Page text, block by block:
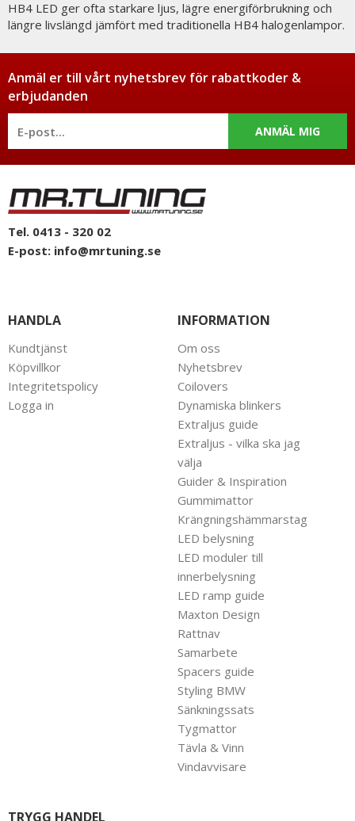
HB4 LED ger ofta starkare ljus, lägre energiförbrukning och
längre livslängd jämfört med traditionella HB4 halogenlampor.
Anmäl er till vårt nyhetsbrev för rabattkoder &
erbjudanden
ANMÄL MIG
Tel. 0413 - 320 02
E-post: info@mrtuning.se
HANDLA
Kundtjänst
Köpvillkor
Integritetspolicy
Logga in
INFORMATION
Om oss
Nyhetsbrev
Coilovers
Dynamiska blinkers
Extraljus guide
Extraljus - vilka ska jag
välja
Guider & Inspiration
Gummimattor
Krängningshämmarstag
LED belysning
LED moduler till
innerbelysning
LED ramp guide
Maxton Design
Rattnav
Samarbete
Spacers guide
Styling BMW
Sänkningssats
Tygmattor
Tävla & Vinn
Vindavvisare
TRYGG HANDEL